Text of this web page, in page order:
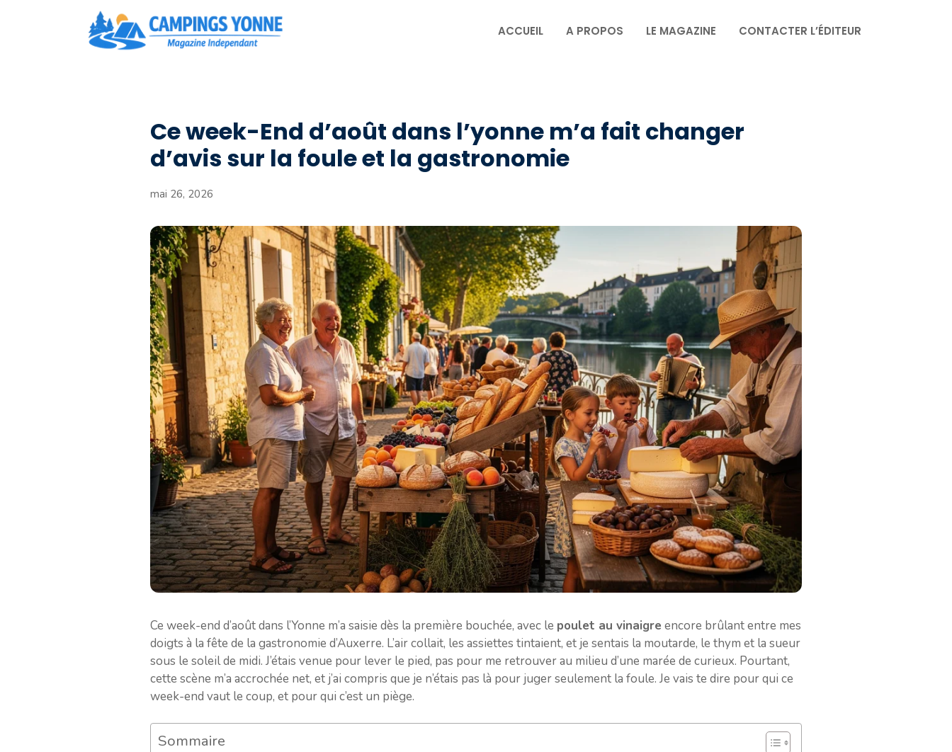
ACCUEIL A PROPOS LE MAGAZINE CONTACTER L’ÉDITEUR
Ce week-End d’août dans l’yonne m’a fait changer
d’avis sur la foule et la gastronomie
mai 26, 2026
Ce week-end d’août dans l’Yonne m’a saisie dès la première bouchée, avec le poulet au vinaigre encore brûlant entre mes
doigts à la fête de la gastronomie d’Auxerre. L’air collait, les assiettes tintaient, et je sentais la moutarde, le thym et la sueur
sous le soleil de midi. J’étais venue pour lever le pied, pas pour me retrouver au milieu d’une marée de curieux. Pourtant,
cette scène m’a accrochée net, et j’ai compris que je n’étais pas là pour juger seulement la foule. Je vais te dire pour qui ce
week-end vaut le coup, et pour qui c’est un piège.
Sommaire